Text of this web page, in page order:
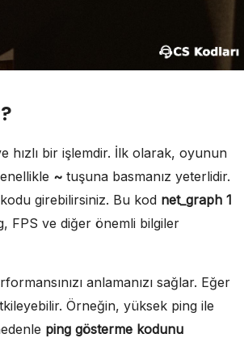
hızlı bir işlemdir. İlk olarak, oyunun
~ tuşuna basmanız yeterlidir.
girebilirsiniz. Bu kod net_graph 1
FPS ve diğer önemli bilgiler
anlamanızı sağlar. Eğer
Örneğin, yüksek ping ile
ping gösterme kodunu